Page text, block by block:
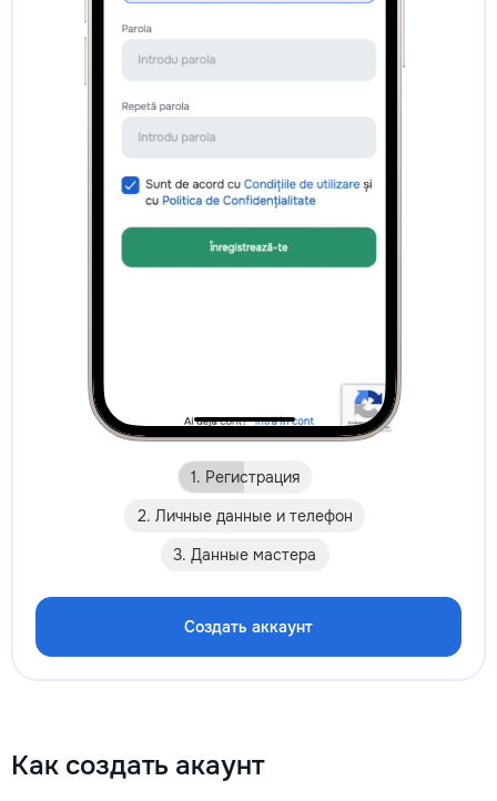
1. Регистрация
2. Личные данные и телефон
3. Данные мастера
Создать аккаунт
Как создать акаунт